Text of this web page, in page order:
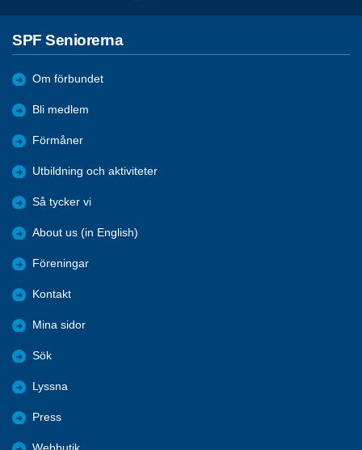
SPF Seniorerna
Om förbundet
Bli medlem
Förmåner
Utbildning och aktiviteter
Så tycker vi
About us (in English)
Föreningar
Kontakt
Mina sidor
Sök
Lyssna
Press